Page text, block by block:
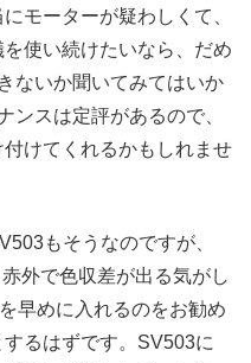
モーターが疑わしくて、
使い続けたいなら、だめ
ないか聞いてみてはいか
ンスは定評があるので、
けてくれるかもしれませ
もそうなのですが、
外で色収差が出る気がし
早めに入れるのをお勧め
るはずです。SV503に